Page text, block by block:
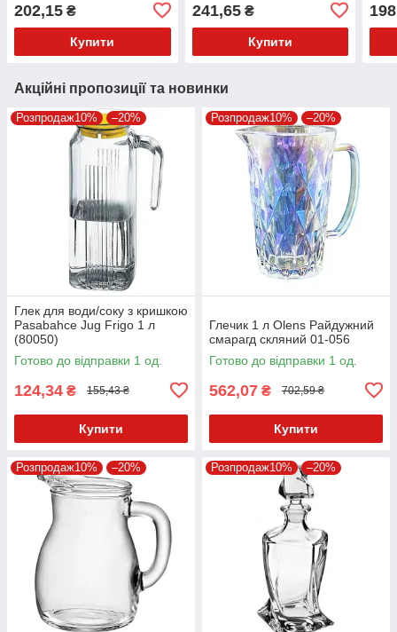
202,15 ₴
Купити
241,65₴
Купити
Акційні пропозиції та новинки
Розпродаж10% –20%
Глек для води/соку з кришкою
Pasabahce Jug Frigo 1 л
(80050)
Готово до відправки 1 од.
124,34 ₴ 155,43 ₴
Купити
Розпродаж10% –20%
Глечик 1 л Olens Райдужний
смарагд скляний 01-056
Готово до відправки 1 од.
562,07 ₴ 702,59 ₴
Купити
Розпродаж10% –20% Розпродаж10% –20%